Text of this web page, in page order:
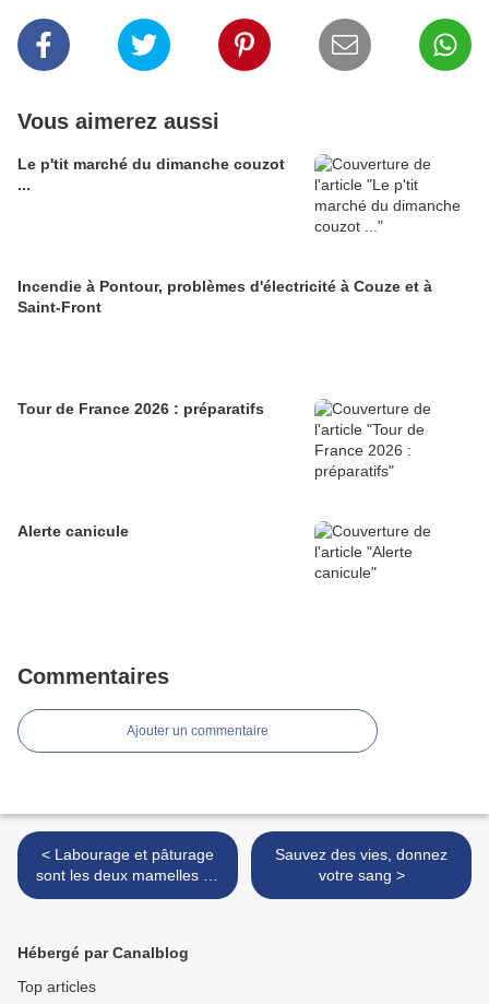
Vous aimerez aussi
Le p'tit marché du dimanche couzot
...
Incendie à Pontour, problèmes d'électricité à Couze et à
Saint-Front
Tour de France 2026 : préparatifs
Alerte canicule
Commentaires
Ajouter un commentaire
< Labourage et pâturage
sont les deux mamelles de
...!!!
Sauvez des vies, donnez
votre sang >
Hébergé par Canalblog
Top articles